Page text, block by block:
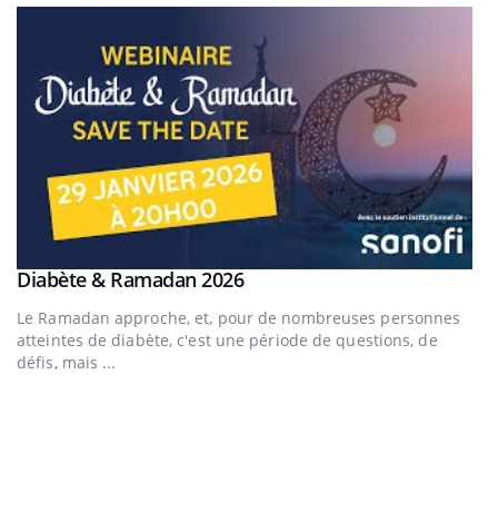
Youtube
Diabète & Ramadan 2026Youtube
Le Ramadan approche, et, pour de nombreuses personnes
atteintes de diabète, c'est une période de questions, de
défis, mais ...